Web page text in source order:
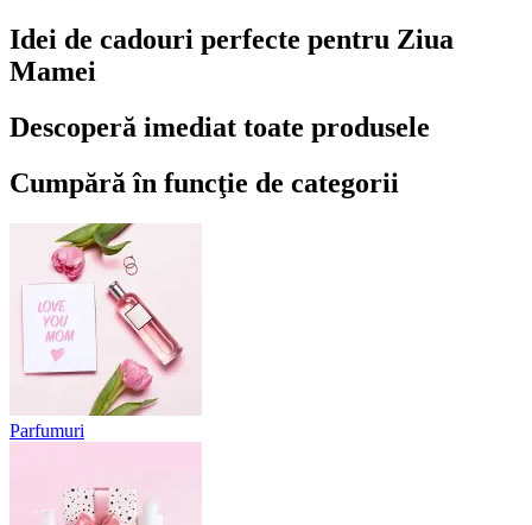
Idei de cadouri perfecte pentru Ziua
Mamei
Descoperă imediat toate produsele
Cumpără în funcţie de categorii
Parfumuri